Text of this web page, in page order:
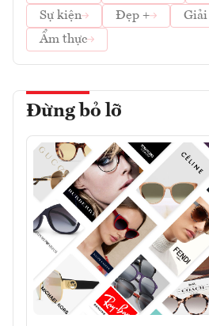
Sự kiện
Đẹp +
Ẩm thực
Đừng bỏ lỡ